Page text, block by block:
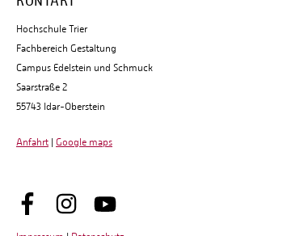
Hochschule Trier
Fachbereich Gestaltung
Campus Edelstein und Schmuck
Saarstraße 2
55743 Idar-Oberstein
Anfahrt | Google maps